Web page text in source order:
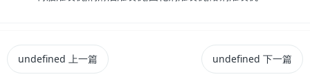
undefined 上一篇 undefined 下一篇